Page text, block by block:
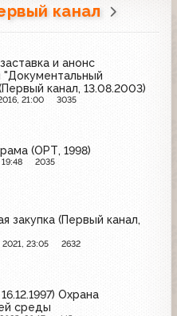
канал
и анонс
канал, 13.08.2003)
21:00 3035
(ОРТ, 1998)
2035
закупка (Первый канал,
23:05 2632
Охрана
среды